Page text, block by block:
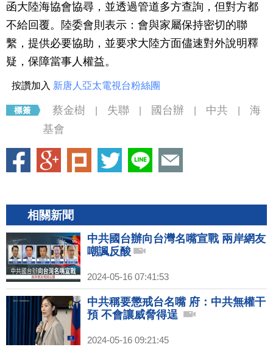
函大陸海協會協尋，並透過管道多方查詢，但對方都
不給回覆。陸委會則表示：會與家屬保持密切的聯
繫，提供必要協助，並要求大陸方面儘速對外說明釋
疑，保障當事人權益。
按讚加入 新唐人亞太電視台粉絲團
蔡金樹 失聯 國台辦 中共
海
基會
相關新聞
中共國台辦向台灣名嘴宣戰 兩岸網友
嘲諷反酸
2024-05-16 07:41:53
中共稱要懲戒台名嘴 府：中共無權干
預 不會讓威脅得逞
2024-05-16 09:21:45